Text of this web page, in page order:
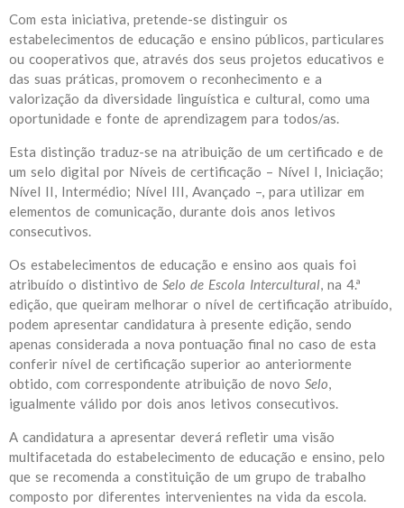
Com esta iniciativa, pretende-se distinguir os
estabelecimentos de educação e ensino públicos, particulares
ou cooperativos que, através dos seus projetos educativos e
das suas práticas, promovem o reconhecimento e a
valorização da diversidade linguística e cultural, como uma
oportunidade e fonte de aprendizagem para todos/as.
Esta distinção traduz-se na atribuição de um certificado e de
um selo digital por Níveis de certificação – Nível I, Iniciação;
Nível II, Intermédio; Nível III, Avançado –, para utilizar em
elementos de comunicação, durante dois anos letivos
consecutivos.
Os estabelecimentos de educação e ensino aos quais foi
atribuído o distintivo de Selo de Escola Intercultural, na 4.ª
edição, que queiram melhorar o nível de certificação atribuído,
podem apresentar candidatura à presente edição, sendo
apenas considerada a nova pontuação final no caso de esta
conferir nível de certificação superior ao anteriormente
obtido, com correspondente atribuição de novo Selo,
igualmente válido por dois anos letivos consecutivos.
A candidatura a apresentar deverá refletir uma visão
multifacetada do estabelecimento de educação e ensino, pelo
que se recomenda a constituição de um grupo de trabalho
composto por diferentes intervenientes na vida da escola.